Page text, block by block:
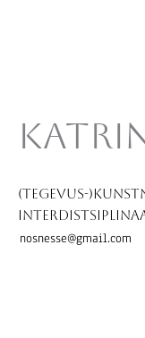
(tegevus-
nosnesse@gmail.com